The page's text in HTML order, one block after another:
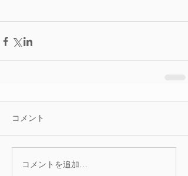
コメント
コメントを追加…